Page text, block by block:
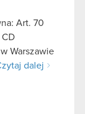
Art. 70
CD
Warszawie
dalej